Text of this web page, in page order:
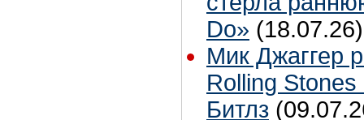
Do» (18.07.26)
Мик Джаггер
Rolling Stones
Битлз